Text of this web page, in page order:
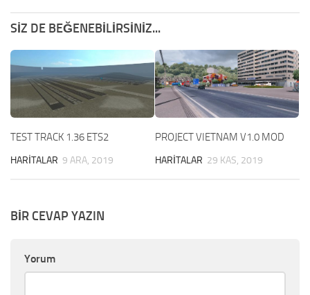
SIZ DE BEĞENEBILIRSINIZ...
TEST TRACK 1.36 ETS2
HARITALAR 9 ARA, 2019
PROJECT VIETNAM V1.0 MOD
HARITALAR 29 KAS, 2019
BIR CEVAP YAZIN
Yorum